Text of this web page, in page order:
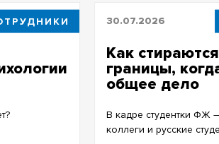
30.07.2026
Как стираются
границы,
общее дело
В кадре студентки ФЖ
коллеги и русские